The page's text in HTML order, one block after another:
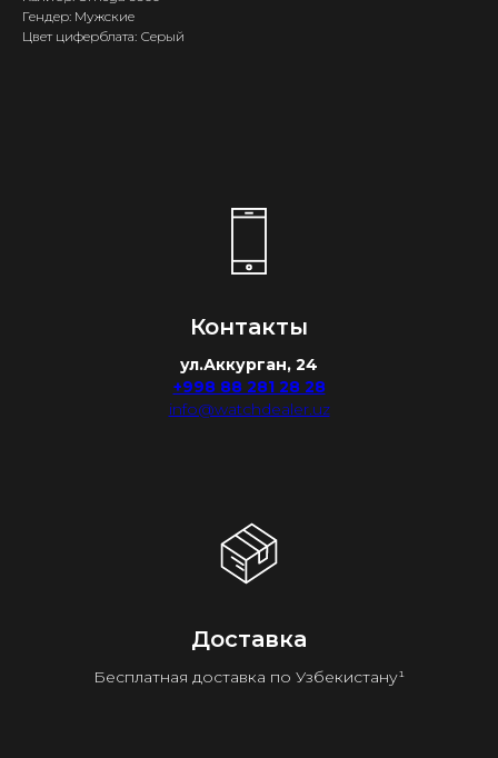
Гендер: Мужские
Цвет циферблата: Серый
Контакты
ул.Аккурган, 24
+998 88 281 28 28
info@watchdealer.uz
Доставка
Бесплатная доставка по Узбекистану¹